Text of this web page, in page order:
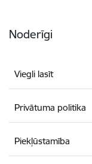
Noderīgi
Viegli lasīt
Privātuma politika
Piekļūstamība